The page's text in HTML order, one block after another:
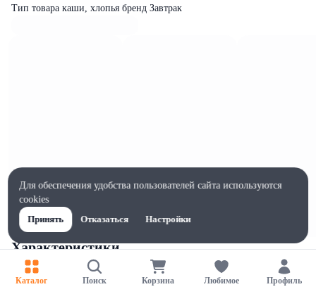
Тип товара каши, хлопья бренд Завтрак
Характеристики
Ширина, мм
130
Каталог Поиск Корзина Любимое Профиль
Для обеспечения удобства пользователей сайта используются
cookies
Принять
Отказаться Настройки